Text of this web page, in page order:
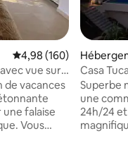
Évaluation moyenne
4,98 (160)
vue sur
de vacances
falaise
Vous
Casa
Superbe
une
24h/24 et 7j/7 ! Évadez-